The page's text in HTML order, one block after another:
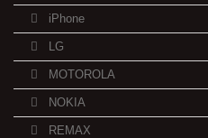
iPhone
LG
MOTOROLA
NOKIA
REMAX